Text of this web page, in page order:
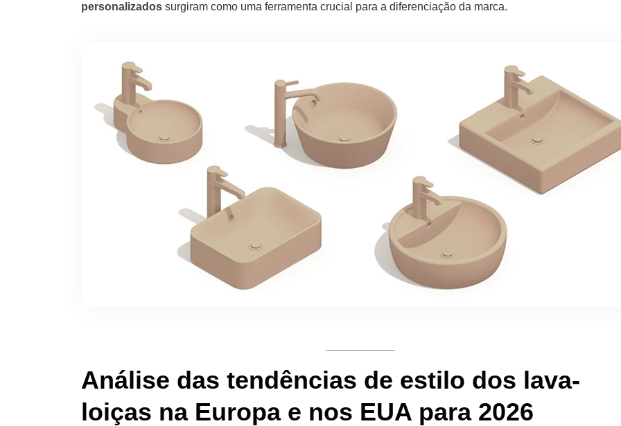
personalizados surgiram como uma ferramenta crucial para a diferenciação da marca.
Análise das tendências de estilo dos lava-
loiças na Europa e nos EUA para 2026